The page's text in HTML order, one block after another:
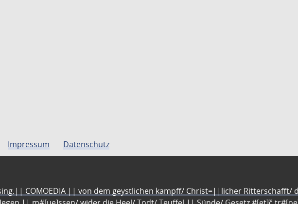
Impressum Datenschutz
COMOEDIA || von dem geystlichen kampff/ Christ=||licher Ritterschafft/